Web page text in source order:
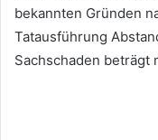
bekannten Gründen
Tatausführung
Sachschaden beträgt